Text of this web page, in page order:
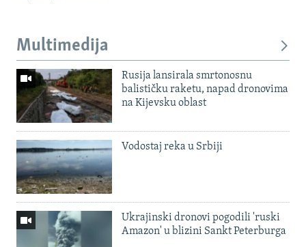
Multimedija
Rusija lansirala smrtonosnu
balističku raketu, napad dronovima
na Kijevsku oblast
Vodostaj reka u Srbiji
Ukrajinski dronovi pogodili 'ruski
Amazon' u blizini Sankt Peterburga